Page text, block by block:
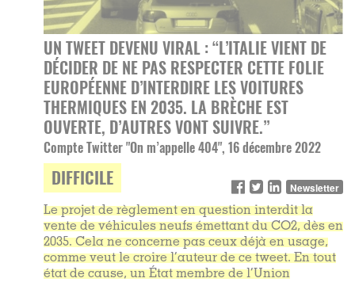
UN TWEET DEVENU VIRAL : “L’ITALIE VIENT DE
DÉCIDER DE NE PAS RESPECTER CETTE FOLIE
EUROPÉENNE D’INTERDIRE LES VOITURES
THERMIQUES EN 2035. LA BRÈCHE EST
OUVERTE, D’AUTRES VONT SUIVRE.”
Compte Twitter "On m’appelle 404", 16 décembre 2022
DIFFICILE Newsletter
Le projet de règlement en question interdit la
vente de véhicules neufs émettant du CO2, dès en
2035. Cela ne concerne pas ceux déjà en usage,
comme veut le croire l’auteur de ce tweet. En tout
état de cause, un État membre de l’Union